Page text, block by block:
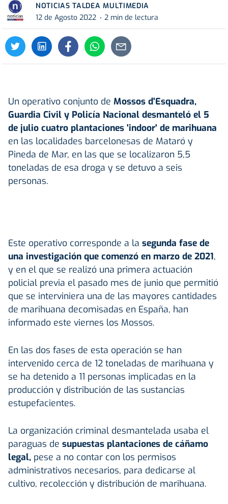
NOTICIAS TALDEA MULTIMEDIA
12 de Agosto 2022
2 min de lectura
Un operativo conjunto de Mossos d'Esquadra,
Guardia Civil y Policía Nacional desmanteló el 5
de julio cuatro plantaciones 'indoor' de marihuana
en las localidades barcelonesas de Mataró y
Pineda de Mar, en las que se localizaron 5,5
toneladas de esa droga y se detuvo a seis
personas.
Este operativo corresponde a la segunda fase de
una investigación que comenzó en marzo de 2021,
y en el que se realizó una primera actuación
policial previa el pasado mes de junio que permitió
que se interviniera una de las mayores cantidades
de marihuana decomisadas en España, han
informado este viernes los Mossos.
En las dos fases de esta operación se han
intervenido cerca de 12 toneladas de marihuana y
se ha detenido a 11 personas implicadas en la
producción y distribución de las sustancias
estupefacientes.
La organización criminal desmantelada usaba el
paraguas de supuestas plantaciones de cáñamo
legal, pese a no contar con los permisos
administrativos necesarios, para dedicarse al
cultivo, recolección y distribución de marihuana.